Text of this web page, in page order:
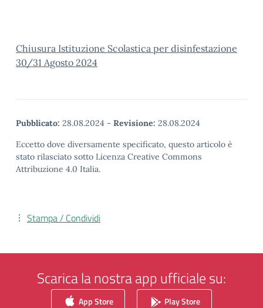
Chiusura Istituzione Scolastica per disinfestazione
30/31 Agosto 2024
Pubblicato: 28.08.2024 - Revisione: 28.08.2024
Eccetto dove diversamente specificato, questo articolo è
stato rilasciato sotto Licenza Creative Commons
Attribuzione 4.0 Italia.
Stampa / Condividi
Scarica la nostra app ufficiale su:
App Store Play Store